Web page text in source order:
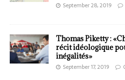
September 28, 2019
Thomas Piketty :
récit idéologique
inégalités»
September 17, 2019